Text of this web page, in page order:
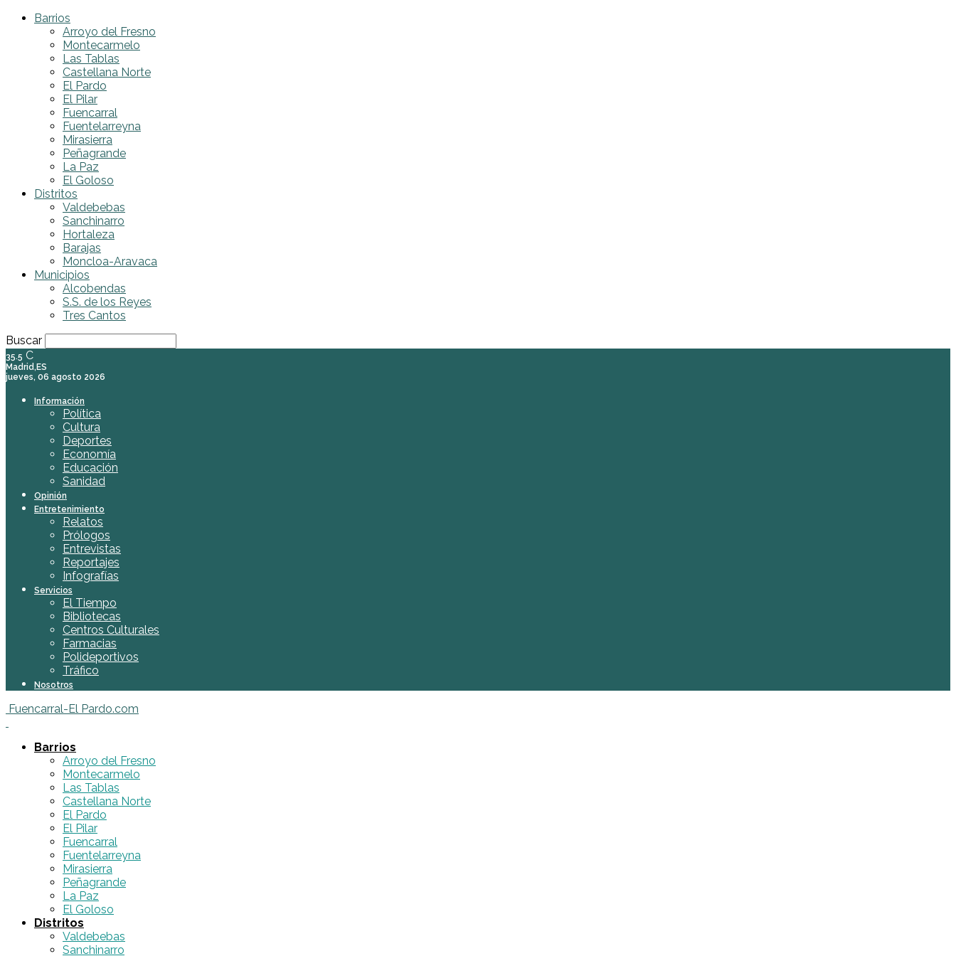
Barrios
Arroyo del Fresno
Montecarmelo
Las Tablas
Castellana Norte
El Pardo
El Pilar
Fuencarral
Fuentelarreyna
Mirasierra
Peñagrande
La Paz
El Goloso
Distritos
Valdebebas
Sanchinarro
Hortaleza
Barajas
Moncloa-Aravaca
Municipios
Alcobendas
S.S. de los Reyes
Tres Cantos
Buscar
35.5 C
Madrid,ES
jueves, 06 agosto 2026
Información
Política
Cultura
Deportes
Economía
Educación
Sanidad
Opinión
Entretenimiento
Relatos
Prólogos
Entrevistas
Reportajes
Infografías
Servicios
El Tiempo
Bibliotecas
Centros Culturales
Farmacias
Polideportivos
Tráfico
Nosotros
Fuencarral-El Pardo.com
Barrios
Arroyo del Fresno
Montecarmelo
Las Tablas
Castellana Norte
El Pardo
El Pilar
Fuencarral
Fuentelarreyna
Mirasierra
Peñagrande
La Paz
El Goloso
Distritos
Valdebebas
Sanchinarro